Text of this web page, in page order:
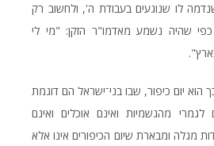
לו שנוגעים בעבודת ה', ולחשוב רק
שהיה נשמע מאדמו"ר הזקן: "מי לי
הוא יום כיפור, שבו בני־ישראל הם דוגמת
מהגשמיות ואינם אוכלים ואינם
מגלה ומבארת שיום הכיפורים אינו אלא